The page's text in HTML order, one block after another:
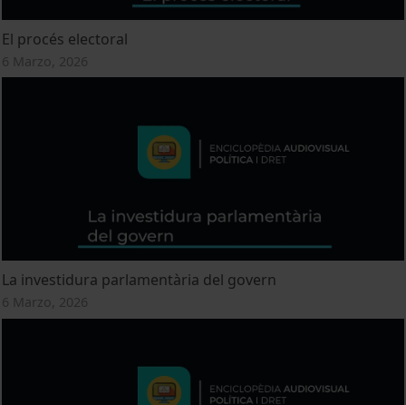
El procés electoral
6 Marzo, 2026
La investidura parlamentària del govern
6 Marzo, 2026